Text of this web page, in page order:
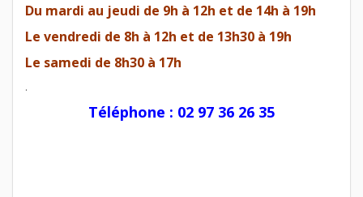
Du mardi au jeudi de 9h à 12h et de 14h à 19h
Le vendredi de 8h à 12h et de 13h30 à 19h
Le samedi de 8h30 à 17h
.
Téléphone : 02 97 36 26 35